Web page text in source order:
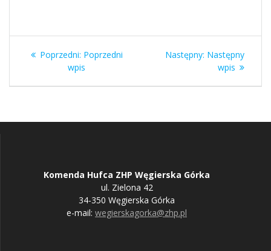
Nawigacja
wpisu
Poprzedni: Poprzedni
wpis:
Poprzedni
wpis
Następny: Następny
wpis:
Następny
wpis
Komenda Hufca ZHP Węgierska Górka
ul. Zielona 42
34-350 Węgierska Górka
e-mail: wegierskagorka@zhp.pl